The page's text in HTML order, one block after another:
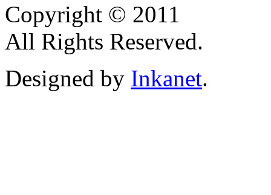
Copyright © 2011
All Rights Reserved.
Designed by Inkanet.